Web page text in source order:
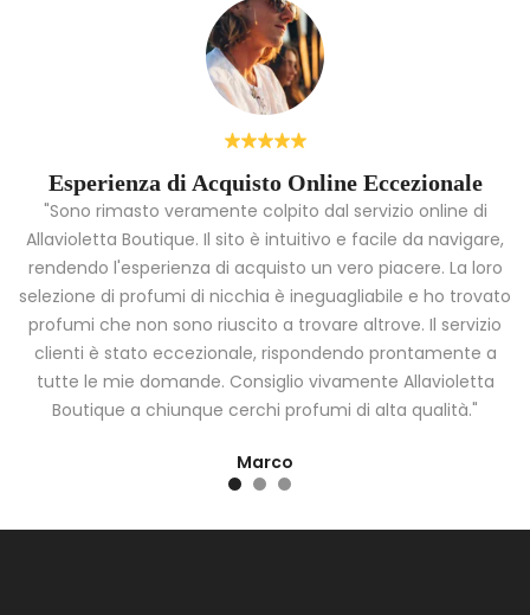
Esperienza di Acquisto Online Eccezionale
"Sono rimasto veramente colpito dal servizio online di
Allavioletta Boutique. Il sito è intuitivo e facile da navigare,
rendendo l'esperienza di acquisto un vero piacere. La loro
selezione di profumi di nicchia è ineguagliabile e ho trovato
profumi che non sono riuscito a trovare altrove. Il servizio
clienti è stato eccezionale, rispondendo prontamente a
tutte le mie domande. Consiglio vivamente Allavioletta
Boutique a chiunque cerchi profumi di alta qualità."
Marco